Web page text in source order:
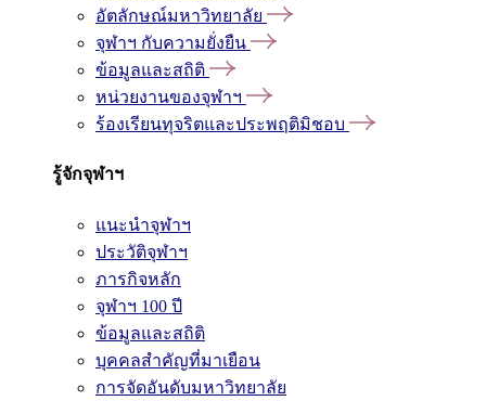
อัตลักษณ์มหาวิทยาลัย
จุฬาฯ กับความยั่งยืน
ข้อมูลและสถิติ
หน่วยงานของจุฬาฯ
ร้องเรียนทุจริตและประพฤติมิชอบ
รู้จักจุฬาฯ
แนะนำจุฬาฯ
ประวัติจุฬาฯ
ภารกิจหลัก
จุฬาฯ 100 ปี
ข้อมูลและสถิติ
บุคคลสำคัญที่มาเยือน
การจัดอันดับมหาวิทยาลัย